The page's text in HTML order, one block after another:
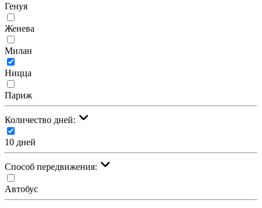
Генуя
Женева
Милан
Ницца
Париж
Количество дней:
10 дней
Cпособ передвижения:
Автобус